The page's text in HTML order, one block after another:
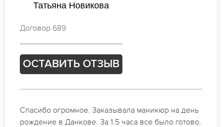
Мария Михайлова
Договор 734
ОСТАВИТЬ ОТЗЫВ
Идеальные специалисты своего дела по
маникюру в Данкове. Замечательный результат.